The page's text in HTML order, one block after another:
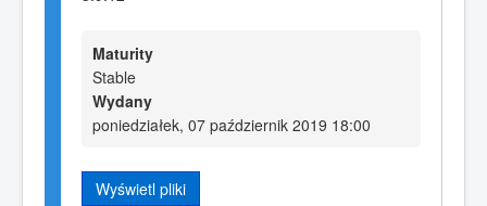
Maturity
Stable
Wydany
poniedziałek, 07 październik 2019 18:00
Wyświetl pliki